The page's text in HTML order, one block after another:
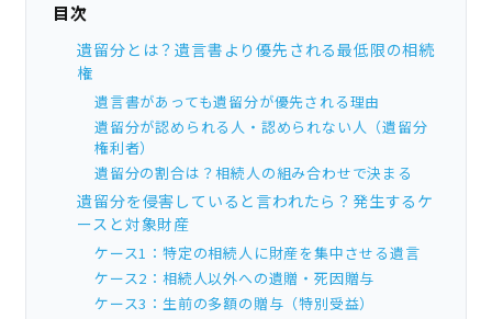
目次
遺留分とは？遺言書より優先される最低限の相続
権
遺言書があっても遺留分が優先される理由
遺留分が認められる人・認められない人（遺留分
権利者）
遺留分の割合は？相続人の組み合わせで決まる
遺留分を侵害していると言われたら？発生するケ
ースと対象財産
ケース1：特定の相続人に財産を集中させる遺言
ケース2：相続人以外への遺贈・死因贈与
ケース3：生前の多額の贈与（特別受益）